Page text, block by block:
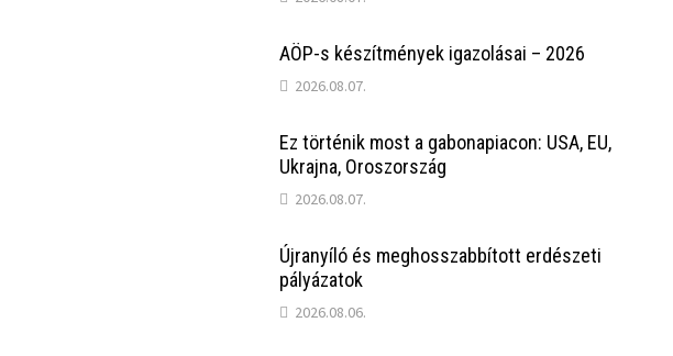
AÖP-s készítmények igazolásai – 2026
2026.08.07.
Ez történik most a gabonapiacon: USA, EU,
Ukrajna, Oroszország
2026.08.07.
Újranyíló és meghosszabbított erdészeti
pályázatok
2026.08.06.